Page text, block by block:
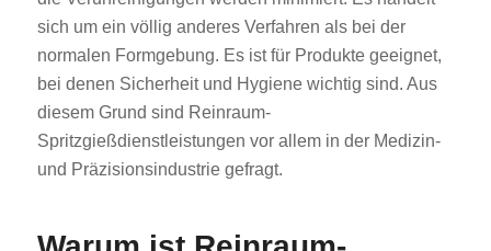
sich um ein völlig anderes Verfahren als bei der
normalen Formgebung. Es ist für Produkte geeignet,
bei denen Sicherheit und Hygiene wichtig sind. Aus
diesem Grund sind Reinraum-
Spritzgießdienstleistungen vor allem in der Medizin-
und Präzisionsindustrie gefragt.